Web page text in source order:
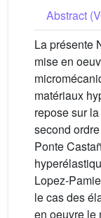
Abstract
La présente
mise en
matériaux
repose sur
second
Ponte
Lopez-
le cas des
en oeuvre le